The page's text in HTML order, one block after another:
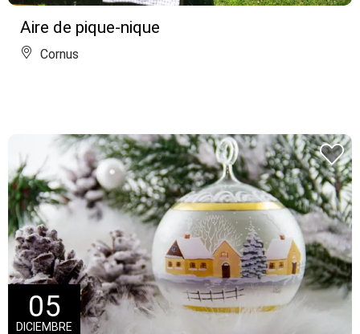
Aire de pique-nique
Cornus
05
DICIEMBRE